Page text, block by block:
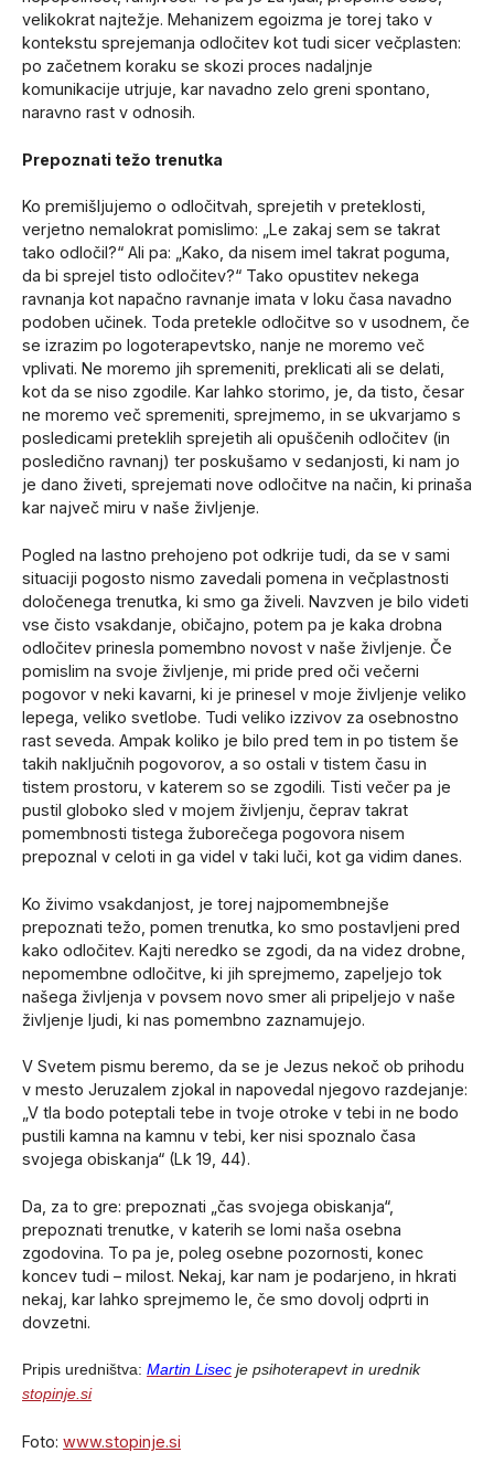
velikokrat najtežje. Mehanizem egoizma je torej tako v
kontekstu sprejemanja odločitev kot tudi sicer večplasten:
po začetnem koraku se skozi proces nadaljnje
komunikacije utrjuje, kar navadno zelo greni spontano,
naravno rast v odnosih.
Prepoznati težo trenutka
Ko premišljujemo o odločitvah, sprejetih v preteklosti,
verjetno nemalokrat pomislimo: „Le zakaj sem se takrat
tako odločil?“ Ali pa: „Kako, da nisem imel takrat poguma,
da bi sprejel tisto odločitev?“ Tako opustitev nekega
ravnanja kot napačno ravnanje imata v loku časa navadno
podoben učinek. Toda pretekle odločitve so v usodnem, če
se izrazim po logoterapevtsko, nanje ne moremo več
vplivati. Ne moremo jih spremeniti, preklicati ali se delati,
kot da se niso zgodile. Kar lahko storimo, je, da tisto, česar
ne moremo več spremeniti, sprejmemo, in se ukvarjamo s
posledicami preteklih sprejetih ali opuščenih odločitev (in
posledično ravnanj) ter poskušamo v sedanjosti, ki nam jo
je dano živeti, sprejemati nove odločitve na način, ki prinaša
kar največ miru v naše življenje.
Pogled na lastno prehojeno pot odkrije tudi, da se v sami
situaciji pogosto nismo zavedali pomena in večplastnosti
določenega trenutka, ki smo ga živeli. Navzven je bilo videti
vse čisto vsakdanje, običajno, potem pa je kaka drobna
odločitev prinesla pomembno novost v naše življenje. Če
pomislim na svoje življenje, mi pride pred oči večerni
pogovor v neki kavarni, ki je prinesel v moje življenje veliko
lepega, veliko svetlobe. Tudi veliko izzivov za osebnostno
rast seveda. Ampak koliko je bilo pred tem in po tistem še
takih naključnih pogovorov, a so ostali v tistem času in
tistem prostoru, v katerem so se zgodili. Tisti večer pa je
pustil globoko sled v mojem življenju, čeprav takrat
pomembnosti tistega žuborečega pogovora nisem
prepoznal v celoti in ga videl v taki luči, kot ga vidim danes.
Ko živimo vsakdanjost, je torej najpomembnejše
prepoznati težo, pomen trenutka, ko smo postavljeni pred
kako odločitev. Kajti neredko se zgodi, da na videz drobne,
nepomembne odločitve, ki jih sprejmemo, zapeljejo tok
našega življenja v povsem novo smer ali pripeljejo v naše
življenje ljudi, ki nas pomembno zaznamujejo.
V Svetem pismu beremo, da se je Jezus nekoč ob prihodu
v mesto Jeruzalem zjokal in napovedal njegovo razdejanje:
„V tla bodo poteptali tebe in tvoje otroke v tebi in ne bodo
pustili kamna na kamnu v tebi, ker nisi spoznalo časa
svojega obiskanja“ (Lk 19, 44).
Da, za to gre: prepoznati „čas svojega obiskanja“,
prepoznati trenutke, v katerih se lomi naša osebna
zgodovina. To pa je, poleg osebne pozornosti, konec
koncev tudi – milost. Nekaj, kar nam je podarjeno, in hkrati
nekaj, kar lahko sprejmemo le, če smo dovolj odprti in
dovzetni.
Pripis uredništva: Martin Lisec je psihoterapevt in urednik
stopinje.si
Foto: www.stopinje.si